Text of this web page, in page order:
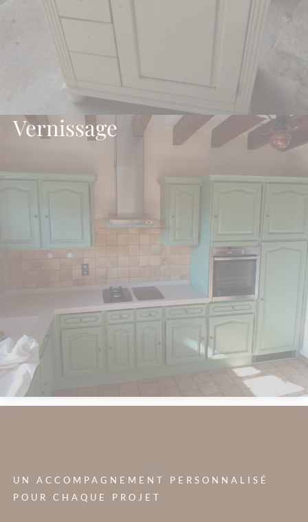
Vernissage
UN ACCOMPAGNEMENT PERSONNALISÉ
POUR CHAQUE PROJET